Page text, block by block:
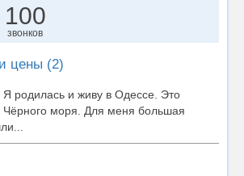
100
звонков
цены (2)
родилась и живу в Одессе. Это
Чёрного моря. Для меня большая